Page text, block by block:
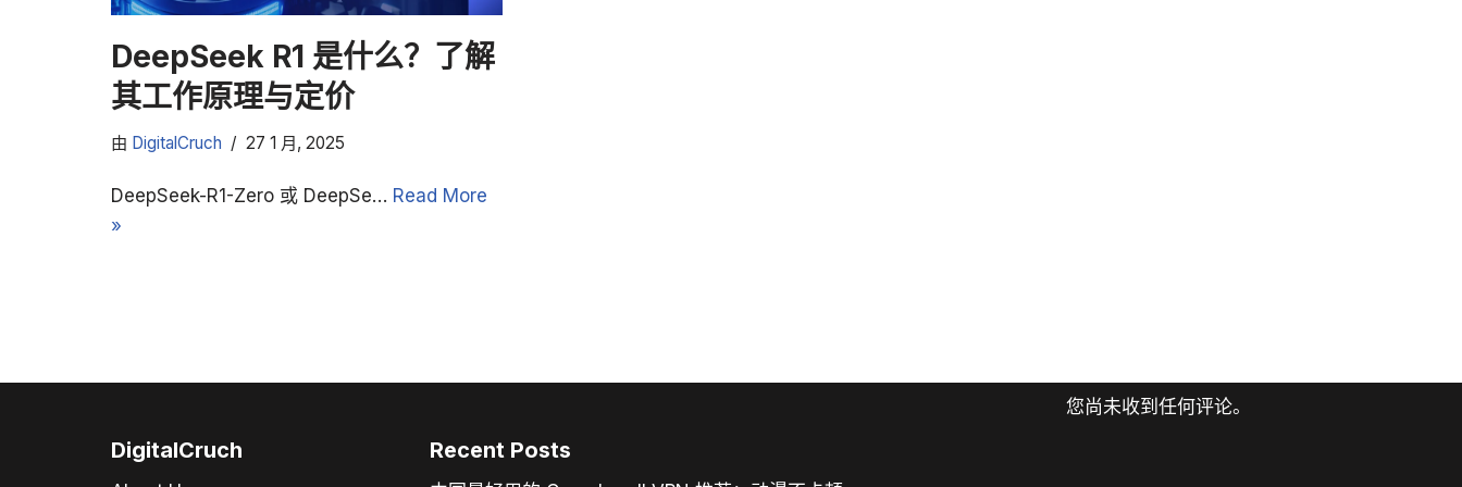
DeepSeek R1 是什么？了解
其工作原理与定价
由 DigitalCruch 27 1 月, 2025
DeepSeek-R1-Zero 或 DeepSe… Read More
»
DigitalCruch Recent Posts
您尚未收到任何评论。